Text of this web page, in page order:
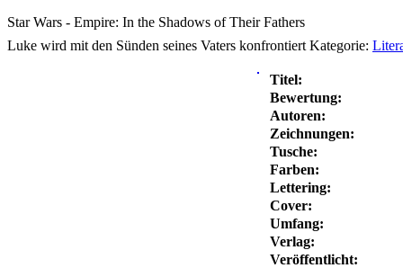
Star Wars - Empire: In the Shadows of Their Fathers
Luke wird mit den Sünden seines Vaters konfrontiert Kategorie:
Titel:
Bewertung:
Autoren:
Zeichnungen:
Tusche:
Farben:
Lettering:
Cover:
Umfang:
Verlag:
Veröffentlicht: